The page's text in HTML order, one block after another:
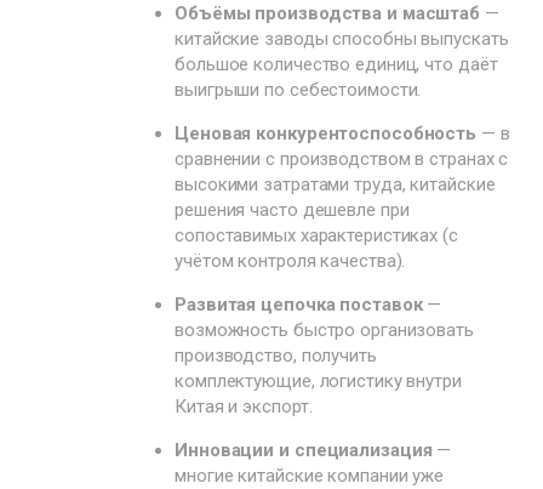
Объёмы производства и масштаб —
китайские заводы способны выпускать
большое количество единиц, что даёт
выигрыши по себестоимости.
Ценовая конкурентоспособность — в
сравнении с производством в странах с
высокими затратами труда, китайские
решения часто дешевле при
сопоставимых характеристиках (с
учётом контроля качества).
Развитая цепочка поставок—
возможность быстро организовать
производство, получить
комплектующие, логистику внутри
Китая и экспорт.
Инновации и специализация —
многие китайские компании уже